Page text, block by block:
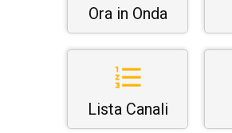
Ora in Onda
Lista Canali